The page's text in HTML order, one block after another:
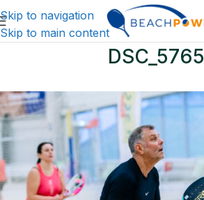
Skip to navigation
Skip to main content
DSC_5765